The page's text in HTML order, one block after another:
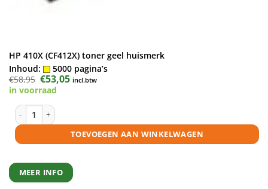
HP 410X (CF412X) toner geel huismerk
Inhoud:
5000 pagina’s
€58,95 Oorspronkelijke
prijs
was:
€53,05Huidige
prijs
incl.btw
in voorraad
HP 410X (CF412X) toner geel huismerk aantal
TOEVOEGEN AAN WINKELWAGEN
MEER INFO